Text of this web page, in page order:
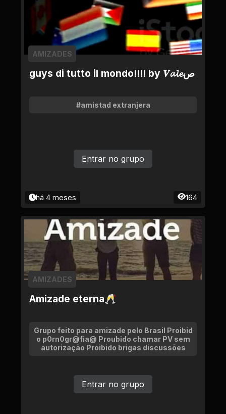
guys di tutto il mondo!!!! by 𝑽𝓪𝓵𝓮ص
AMIZADES
#amistad extranjera
há 4 meses 164
Entrar no grupo
Amizade eterna🥂
AMIZADES
Grupo feito para amizade pelo Brasil Proibid
o p0rn0gr@fia@ Proubido chamar PV sem
autorização Proibido brigas discussões
Entrar no grupo